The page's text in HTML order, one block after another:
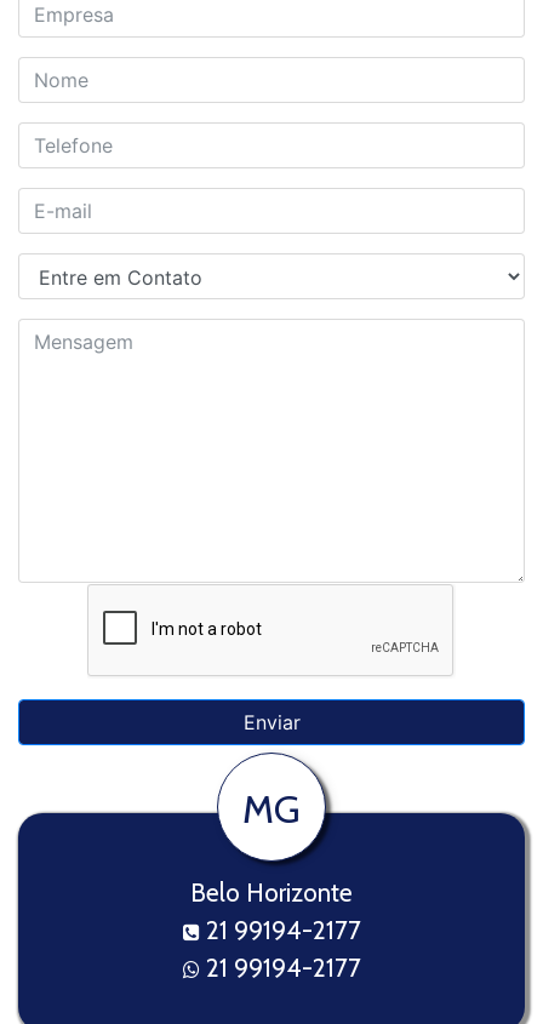
MG
Belo Horizonte
21 99194-2177
21 99194-2177